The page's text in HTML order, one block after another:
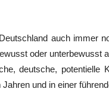
auch immer
oder unterbewusst
deutsche, potentielle
und in einer